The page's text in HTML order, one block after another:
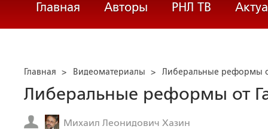
Главная Авторы РНЛ ТВ
Главная > Видеоматериалы > Либеральные реформы
Либеральные реформы от
Михаил Леонидович Хазин